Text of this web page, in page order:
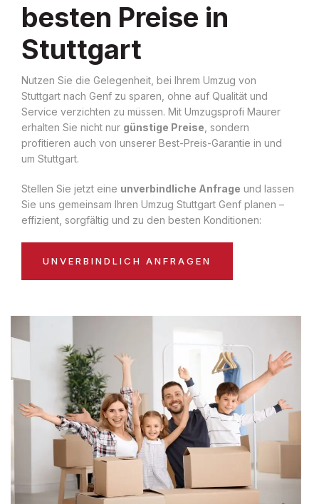
besten Preise in
Stuttgart
Nutzen Sie die Gelegenheit, bei Ihrem Umzug von
Stuttgart nach Genf zu sparen, ohne auf Qualität und
Service verzichten zu müssen. Mit Umzugsprofi Maurer
erhalten Sie nicht nur günstige Preise , sondern
profitieren auch von unserer Best-Preis-Garantie in und
um Stuttgart.
Stellen Sie jetzt eine unverbindliche Anfrage und lassen
Sie uns gemeinsam Ihren Umzug Stuttgart Genf planen –
effizient, sorgfältig und zu den besten Konditionen:
UNVERBINDLICH ANFRAGEN